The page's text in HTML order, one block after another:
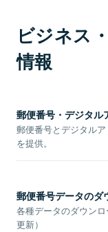
ビジネス
情報
郵便番号・デジタル
郵便番号とデジタル
を提供。
郵便番号データのダ
各種データのダウン
更新）